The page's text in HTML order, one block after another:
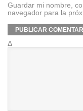
Guardar mi nombre,
navegador para la
Δ